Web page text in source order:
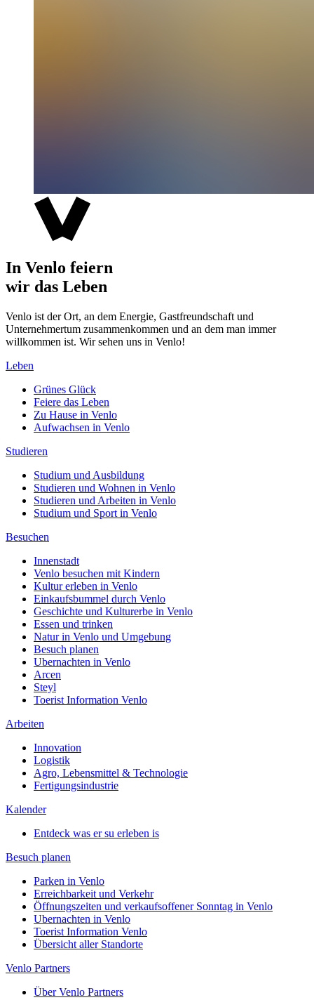
In Venlo feiern
wir das Leben
Venlo ist der Ort, an dem Energie, Gastfreundschaft und
Unternehmertum zusammenkommen und an dem man immer
willkommen ist. Wir sehen uns in Venlo!
Leben
Grünes Glück
Feiere das Leben
Zu Hause in Venlo
Aufwachsen in Venlo
Studieren
Studium und Ausbildung
Studieren und Wohnen in Venlo
Studieren und Arbeiten in Venlo
Studium und Sport in Venlo
Besuchen
Innenstadt
Venlo besuchen mit Kindern
Kultur erleben in Venlo
Einkaufsbummel durch Venlo
Geschichte und Kulturerbe in Venlo
Essen und trinken
Natur in Venlo und Umgebung
Besuch planen
Ubernachten in Venlo
Arcen
Steyl
Toerist Information Venlo
Arbeiten
Innovation
Logistik
Agro, Lebensmittel & Technologie
Fertigungsindustrie
Kalender
Entdeck was er su erleben is
Besuch planen
Parken in Venlo
Erreichbarkeit und Verkehr
Öffnungszeiten und verkaufsoffener Sonntag in Venlo
Ubernachten in Venlo
Toerist Information Venlo
Übersicht aller Standorte
Venlo Partners
Über Venlo Partners